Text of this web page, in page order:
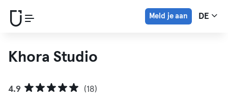
Meld je aan DE
Khora Studio
4.9 (18)